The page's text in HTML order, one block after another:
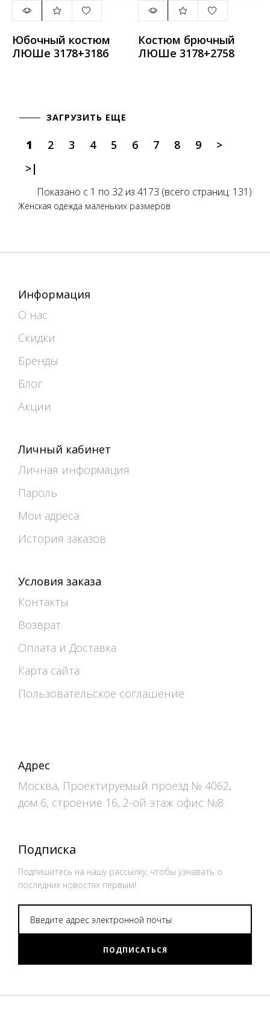
Юбочный костюм
ЛЮШе 3178+3186
Костюм брючный
ЛЮШе 3178+2758
ЗАГРУЗИТЬ ЕЩЕ
1 2 3 4 5 6 7 8 9
>
>|
Показано с 1 по 32 из 4173 (всего страниц: 131)
Женская одежда маленьких размеров
Информация
О нас
Скидки
Бренды
Блог
Акции
Личный кабинет
Личная информация
Пароль
Мои адреса
История заказов
Условия заказа
Контакты
Возврат
Оплата и Доставка
Карта сайта
Пользовательское соглашение
Адрес
Москва, Проектируемый проезд № 4062,
дом 6, строение 16, 2-ой этаж офис №8
Подписка
Подпишитесь на нашу рассылку, чтобы узнавать о
последних новостях первым!
ПОДПИСАТЬСЯ